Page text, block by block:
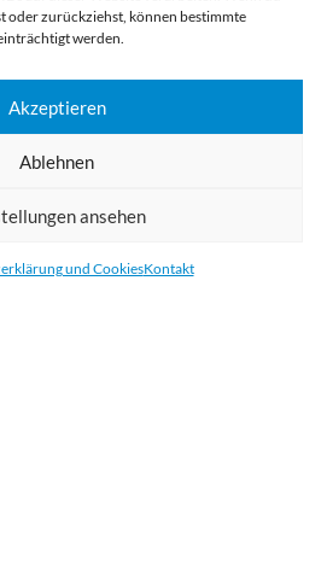
oder zurückziehst, können bestimmte
werden.
Akzeptieren
Ablehnen
ansehen
und CookiesKontakt
online für Ihr Unternehmen. Wir
Druckprodukte Deutschland,